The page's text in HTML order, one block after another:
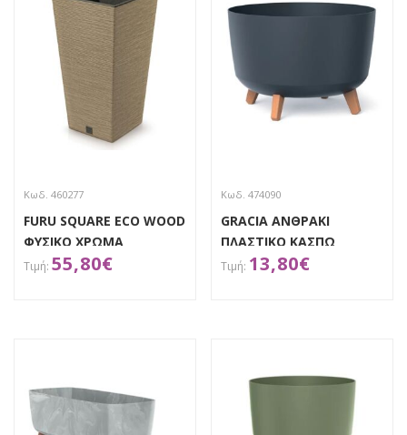
Κωδ. 460277
FURU SQUARE ECO WOOD
ΦΥΣΙΚΟ ΧΡΩΜΑ
ΠΛΑΣΤΙΚΟ ΚΑΣΠΩ
55,80€
Κωδ. 474090
GRACIA ΑΝΘΡΑΚΙ
ΠΛΑΣΤΙΚΟ ΚΑΣΠΩ
Φ34Χ24ΕΚ
13,80€